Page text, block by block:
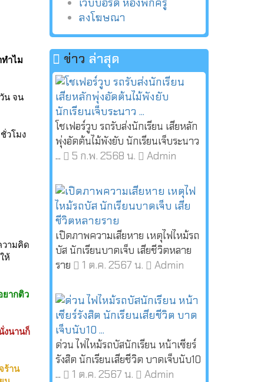
ำไม
น จน
วโมง
วามคิด
ห้
ยากติว
งนานก็
ร้าน
เว็บบอร์ด ห้องพักครู
ลงโฆษณา
ข่าว ล่าสุด
โชเฟอร์วูบ รถรับส่งนักเรียน เสียหลัก
พุ่งอัดต้นไม้พังยับ นักเรียนเจ็บระนาว
...
5 ก.พ. 2568 น. Admin
เปิดภาพความเสียหาย เหตุไฟไหม้รถ
บัส นักเรียนบาดเจ็บ เสียชีวิตหลาย
ราย
1 ต.ค. 2567 น. Admin
ด่วน ไฟไหม้รถบัสนักเรียน หน้าเซียร์
รังสิต นักเรียนเสียชีวิต บาดเจ็บนับ10
...
1 ต.ค. 2567 น. Admin